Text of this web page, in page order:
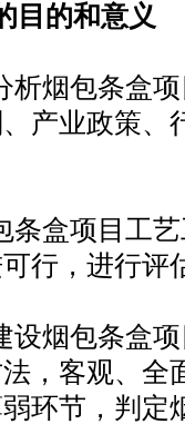
目的和意义
析烟包条盒
产业政策、
条盒项目工
行，进行评
设烟包条盒
，客观、全
环节，判定